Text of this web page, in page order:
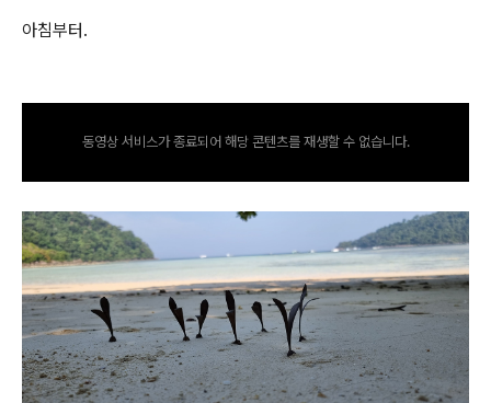
아침부터.
동영상 서비스가 종료되어 해당 콘텐츠를 재생할 수 없습니다.